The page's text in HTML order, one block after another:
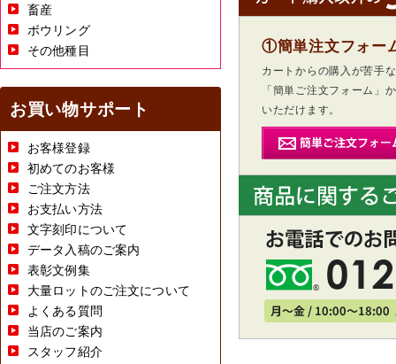
①簡単注文フォー
カートからの購入が苦手
「簡単ご注文フォーム」
いただけます。
畜産
ボウリング
その他種目
お買い物サポート
お客様登録
初めてのお客様
ご注文方法
お支払い方法
文字刻印について
データ入稿のご案内
表彰文例集
大量ロットのご注文について
よくある質問
当店のご案内
スタッフ紹介